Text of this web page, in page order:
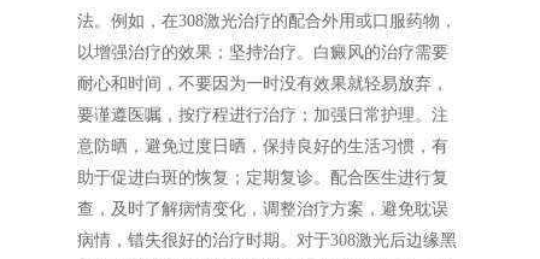
法。例如，在308激光治疗的配合外用或口服药物，
以增强治疗的效果；坚持治疗。白癜风的治疗需要
耐心和时间，不要因为一时没有效果就轻易放弃，
要谨遵医嘱，按疗程进行治疗；加强日常护理。注
意防晒，避免过度日晒，保持良好的生活习惯，有
助于促进白斑的恢复；定期复诊。配合医生进行复
查，及时了解病情变化，调整治疗方案，避免耽误
病情，错失很好的治疗时期。对于308激光后边缘黑